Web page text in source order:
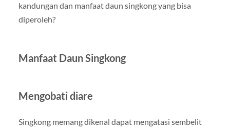
kandungan dan manfaat daun singkong yang bisa
diperoleh?
Manfaat Daun Singkong
Mengobati diare
Singkong memang dikenal dapat mengatasi sembelit